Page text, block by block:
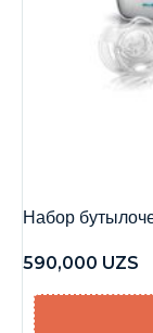
Набор
590,000 UZS